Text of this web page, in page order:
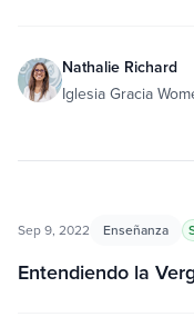
Nathalie Richard
Iglesia Gracia
Sep 9, 2022 Enseñanza
Entendiendo la